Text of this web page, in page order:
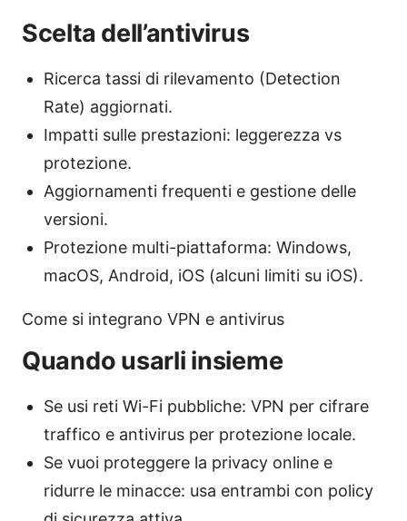
Scelta dell’antivirus
Ricerca tassi di rilevamento (Detection
Rate) aggiornati.
Impatti sulle prestazioni: leggerezza vs
protezione.
Aggiornamenti frequenti e gestione delle
versioni.
Protezione multi-piattaforma: Windows,
macOS, Android, iOS (alcuni limiti su iOS).
Come si integrano VPN e antivirus
Quando usarli insieme
Se usi reti Wi-Fi pubbliche: VPN per cifrare
traffico e antivirus per protezione locale.
Se vuoi proteggere la privacy online e
ridurre le minacce: usa entrambi con policy